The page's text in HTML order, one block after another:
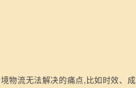
物流无法解决的痛点,比如时效、成